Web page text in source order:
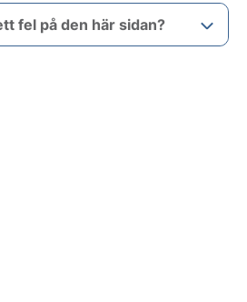
fel på den här sidan?